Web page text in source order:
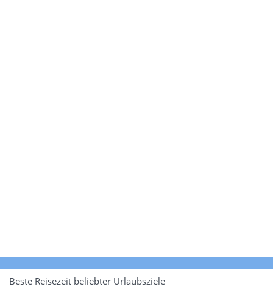
Beste Reisezeit beliebter Urlaubsziele